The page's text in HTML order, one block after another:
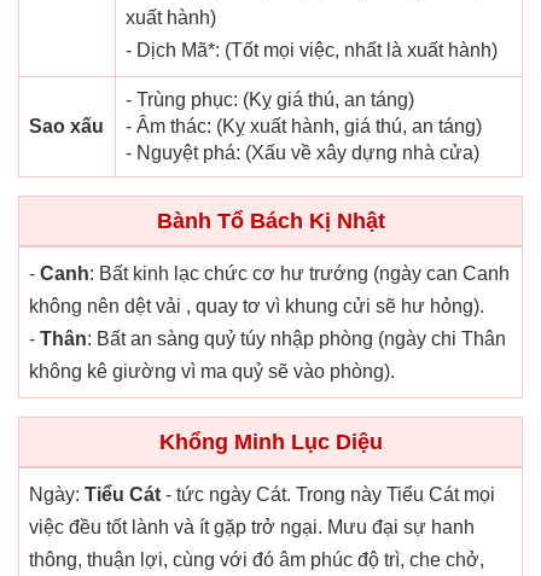
xuất hành)
- Dịch Mã*: (Tốt mọi việc, nhất là xuất hành)
Sao xấu
- Trùng phục: (Kỵ giá thú, an táng)
- Âm thác: (Kỵ xuất hành, giá thú, an táng)
- Nguyệt phá: (Xấu về xây dựng nhà cửa)
Bành Tổ Bách Kị Nhật
- Canh: Bất kinh lạc chức cơ hư trướng (ngày can Canh
không nên dệt vải , quay tơ vì khung cửi sẽ hư hỏng).
- Thân: Bất an sàng quỷ túy nhập phòng (ngày chi Thân
không kê giường vì ma quỷ sẽ vào phòng).
Khổng Minh Lục Diệu
Ngày: Tiểu Cát - tức ngày Cát. Trong này Tiểu Cát mọi
việc đều tốt lành và ít gặp trở ngại. Mưu đại sự hanh
thông, thuận lợi, cùng với đó âm phúc độ trì, che chở,